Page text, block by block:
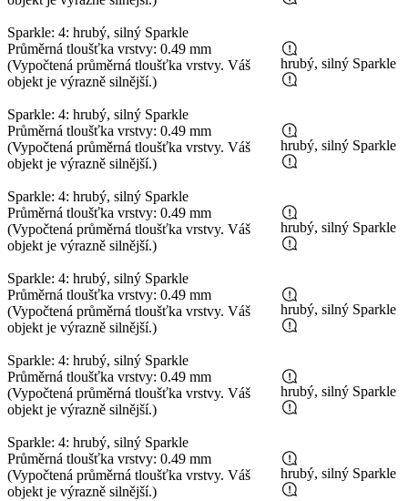
Sparkle: 4: hrubý, silný Sparkle
Průměrná tloušťka vrstvy: 0.49 mm
(Vypočtená průměrná tloušťka vrstvy. Váš
objekt je výrazně silnější.)
Sparkle: 4: hrubý, silný Sparkle
hrubý, silný Sparkle
Průměrná tloušťka vrstvy: 0.49 mm
(Vypočtená průměrná tloušťka vrstvy. Váš
objekt je výrazně silnější.)
Sparkle: 4: hrubý, silný Sparkle
hrubý, silný Sparkle
Průměrná tloušťka vrstvy: 0.49 mm
(Vypočtená průměrná tloušťka vrstvy. Váš
objekt je výrazně silnější.)
Sparkle: 4: hrubý, silný Sparkle
hrubý, silný Sparkle
Průměrná tloušťka vrstvy: 0.49 mm
(Vypočtená průměrná tloušťka vrstvy. Váš
objekt je výrazně silnější.)
Sparkle: 4: hrubý, silný Sparkle
hrubý, silný Sparkle
Průměrná tloušťka vrstvy: 0.49 mm
(Vypočtená průměrná tloušťka vrstvy. Váš
objekt je výrazně silnější.)
Sparkle: 4: hrubý, silný Sparkle
hrubý, silný Sparkle
Průměrná tloušťka vrstvy: 0.49 mm
(Vypočtená průměrná tloušťka vrstvy. Váš
objekt je výrazně silnější.)
hrubý, silný Sparkle